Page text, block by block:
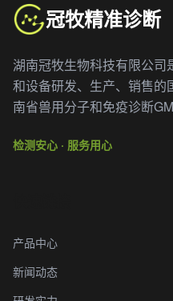
冠牧精准诊断
湖南冠牧生物科技有限公
和设备研发、生产、销售的
南省兽用分子和免疫诊断
检测安心 · 服务用心
产品中心
新闻动态